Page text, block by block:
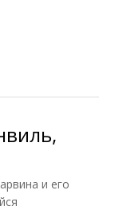
и его